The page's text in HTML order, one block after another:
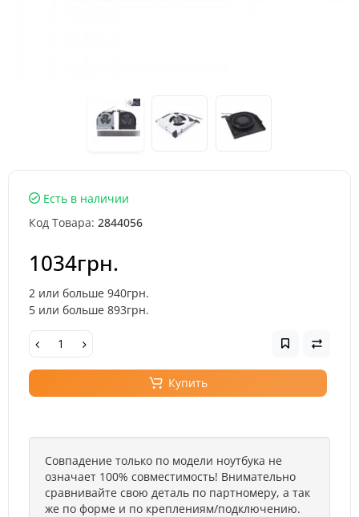
Есть в наличии
Код Товара: 2844056
1034грн.
2 или больше 940грн.
5 или больше 893грн.
Купить
Совпадение только по модели ноутбука не
означает 100% совместимость! Внимательно
сравнивайте свою деталь по партномеру, а так
же по форме и по креплениям/подключению.